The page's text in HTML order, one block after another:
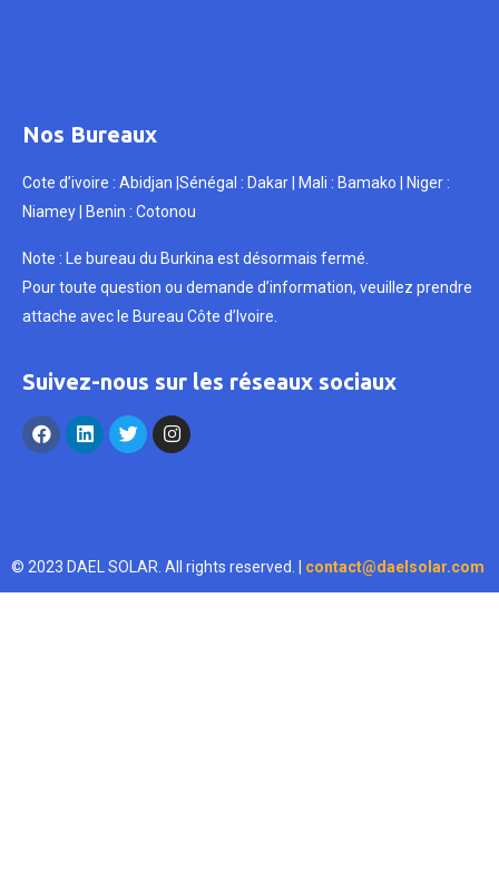
Nos Bureaux
Cote d’ivoire : Abidjan |Sénégal : Dakar | Mali : Bamako | Niger :
Niamey | Benin : Cotonou
Note : Le bureau du Burkina est désormais fermé.
Pour toute question ou demande d’information, veuillez prendre
attache avec le Bureau Côte d’Ivoire.
Suivez-nous sur les réseaux sociaux
© 2023 DAEL SOLAR. All rights reserved. | contact@daelsolar.com